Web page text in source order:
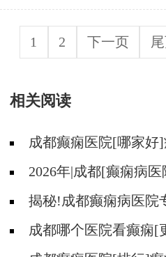
1 2 下一页
相关阅读
成都癫痫医院[哪家好
区?2026年|成都[癫痫病
后遗症?
揭秘!成都癫痫病医院
疯病的治疗效果?
成都哪个医院看癫痫[